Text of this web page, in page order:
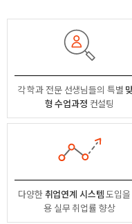
각 학과 전문 선생님들의 특별
형 수업과정 컨설팅
다양한취업연계 시스템도입
용실무 취업률 향상